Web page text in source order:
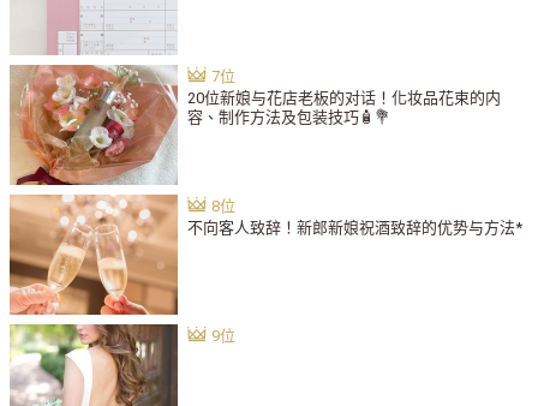
20位新娘与花店老板的对话！化妆品花束的内
容、制作方法及包装技巧🧴💐
不向客人致辞！新郎新娘祝酒致辞的优势与方法*